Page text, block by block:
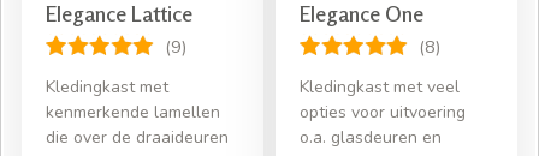
Elegance Lattice
(9)
Kledingkast met
kenmerkende lamellen
die over de draaideuren
Elegance One
(8)
Kledingkast met veel
opties voor uitvoering
o.a. glasdeuren en